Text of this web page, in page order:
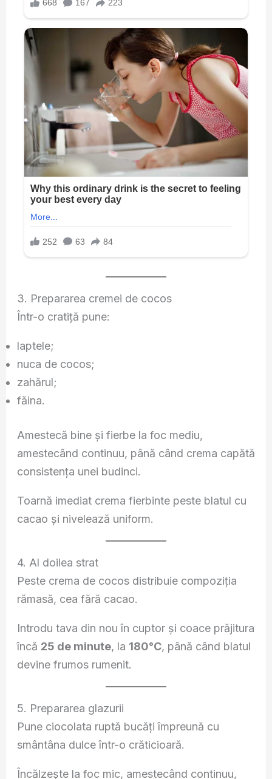
3. Prepararea cremei de cocos
Într-o cratiță pune:
laptele;
nuca de cocos;
zahărul;
făina.
Amestecă bine și fierbe la foc mediu,
amestecând continuu, până când crema capătă
consistența unei budinci.
Toarnă imediat crema fierbinte peste blatul cu
cacao și nivelează uniform.
4. Al doilea strat
Peste crema de cocos distribuie compoziția
rămasă, cea fără cacao.
Introdu tava din nou în cuptor și coace prăjitura
încă 25 de minute, la 180°C, până când blatul
devine frumos rumenit.
5. Prepararea glazurii
Pune ciocolata ruptă bucăți împreună cu
smântâna dulce într-o crăticioară.
Încălzește la foc mic, amestecând continuu,